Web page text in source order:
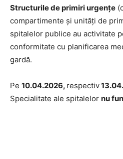
Structurile de primiri urgenţe
compartimente şi unităţi de
spitalelor publice au activitate
conformitate cu planificarea
gardă.
Pe 10.04.2026, respectiv
Specialitate ale spitalelor nu